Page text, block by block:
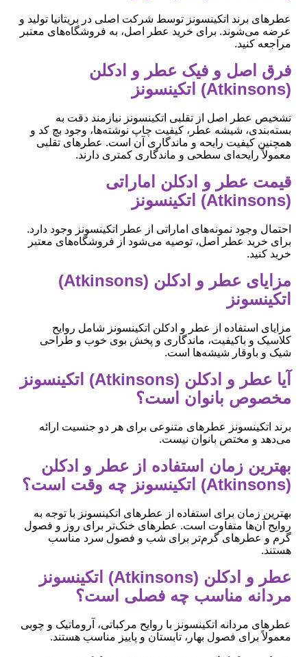
عطرهای برند اتکینسونز توسط شرکت اصلی در بریتانیا تولید و
عرضه می‌شوند. برای خرید عطر اصل، به فروشگاه‌های معتبر
مراجعه کنید.
فرق اصل و فیک عطر و ادکلن
(Atkinsons) اتکینسونز
تشخیص عطر اصل از تقلبی اتکینسونز نیازمند دقت به
بسته‌بندی، شیشه عطر، کیفیت چاپ نوشته‌ها، وجود بچ کد و
همچنین کیفیت رایحه و ماندگاری آن است. عطرهای تقلبی
معمولاً رایحه‌ای سطحی و ماندگاری کمتری دارند.
قیمت عطر و ادکلن اماراتی
(Atkinsons) اتکینسونز
احتمال وجود نمونه‌های اماراتی از عطر اتکینسونز وجود دارد.
برای خرید عطر اصل، توصیه می‌شود از فروشگاه‌های معتبر
خرید کنید.
مزایای عطر و ادکلن (Atkinsons)
اتکینسونز
مزایای استفاده از عطر و ادکلن اتکینسونز شامل روایح
کلاسیک و باکیفیت، ماندگاری و پخش بوی خوب و طراحی
شیک و باوقار شیشه‌ها است.
آیا عطر و ادکلن (Atkinsons) اتکینسونز
مخصوص بانوان است؟
برند اتکینسونز عطرهای متنوعی برای هر دو جنسیت ارائه
می‌دهد و مختص بانوان نیست.
بهترین زمان استفاده از عطر و ادکلن
(Atkinsons) اتکینسونز چه وقت است؟
بهترین زمان برای استفاده از عطرهای اتکینسونز با توجه به
روایح آن‌ها متفاوت است. عطرهای خنک‌تر برای روز و فصول
گرم و عطرهای گرم‌تر برای شب و فصول سرد مناسب
هستند.
عطر و ادکلن (Atkinsons) اتکینسونز
مردانه مناسب چه فصلی است؟
عطرهای مردانه اتکینسونز با روایح مرکباتی، آروماتیک و چوبی
معمولاً برای فصول بهار، تابستان و پاییز مناسب هستند.